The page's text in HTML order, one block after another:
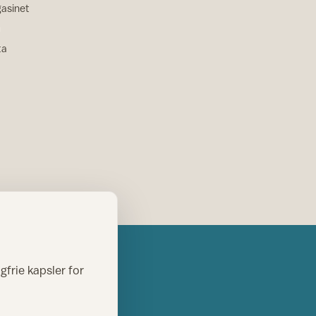
kapsler for